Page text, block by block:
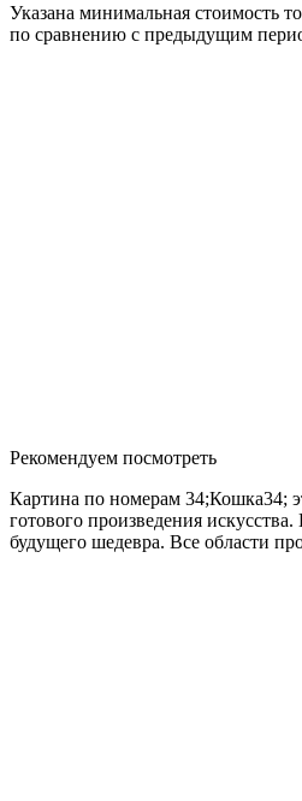
Указана минимальная стоимость
по сравнению с предыдущим
Рекомендуем посмотреть
Картина по номерам 34;Кошка34;
готового произведения
будущего шедевра. Все области